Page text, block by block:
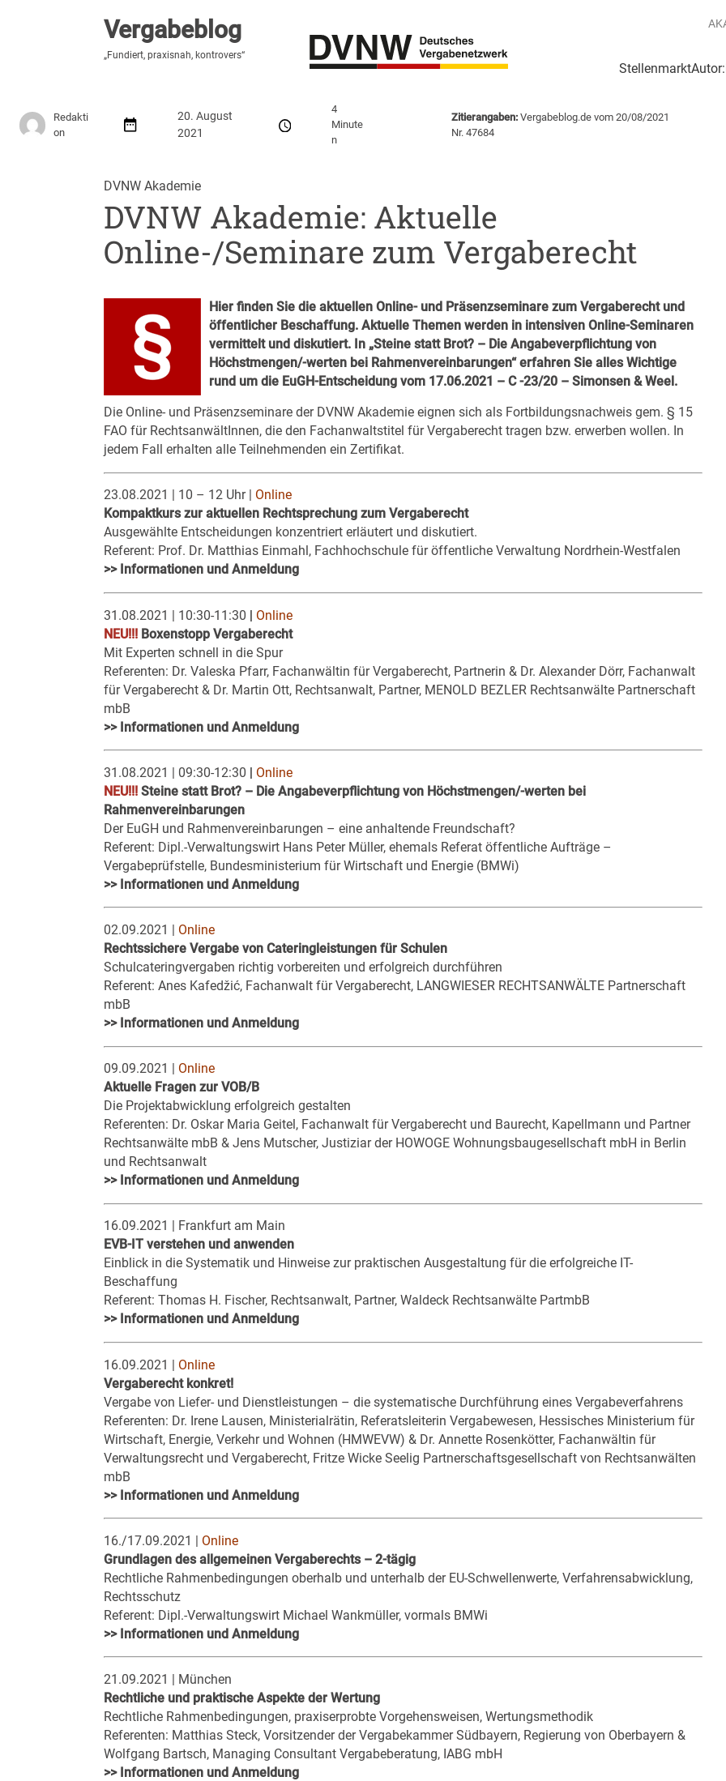
Vergabeblog
„Fundiert, praxisnah, kontrovers“
Stellenmarkt
Vergabeblog
„Hier lesen Sie es zuerst“
Redakti
on
20. August
2021
4
Minute
n
Zitierangaben:Vergabeblog.de vom 20/08/2021
Nr. 47684
DVNW Akademie
DVNW Akademie: Aktuelle
Online-/Seminare zum Vergaberecht
Hier finden Sie die aktuellen Online- und Präsenzseminare zum Vergaberecht und
öffentlicher Beschaffung. Aktuelle Themen werden in intensiven Online-Seminaren
vermittelt und diskutiert. In „Steine statt Brot? – Die Angabeverpflichtung von
Höchstmengen/-werten bei Rahmenvereinbarungen“ erfahren Sie alles Wichtige
rund um die EuGH-Entscheidung vom 17.06.2021 – C -23/20 – Simonsen & Weel .
Die Online- und Präsenzseminare der DVNW Akademie eignen sich als Fortbildungsnachweis gem. § 15
FAO für RechtsanwältInnen, die den Fachanwaltstitel für Vergaberecht tragen bzw. erwerben wollen. In
jedem Fall erhalten alle Teilnehmenden ein Zertifikat.
23.08.2021 | 10 – 12 Uhr | Online
Kompaktkurs zur aktuellen Rechtsprechung zum Vergaberecht
Ausgewählte Entscheidungen konzentriert erläutert und diskutiert.
Referent: Prof. Dr. Matthias Einmahl, Fachhochschule für öffentliche Verwaltung Nordrhein-Westfalen
>> Informationen und Anmeldung
31.08.2021 | 10:30-11:30
Online
NEU!!! Boxenstopp Vergaberecht
Mit Experten schnell in die Spur
Referenten: Dr. Valeska Pfarr, Fachanwältin für Vergaberecht, Partnerin & Dr. Alexander Dörr, Fachanwalt
für Vergaberecht & Dr. Martin Ott, Rechtsanwalt, Partner, MENOLD BEZLER Rechtsanwälte Partnerschaft
mbB
>> Informationen und Anmeldung
31.08.2021 | 09:30-12:30
Online
NEU!!! Steine statt Brot? – Die Angabeverpflichtung von Höchstmengen/-werten bei
Rahmenvereinbarungen
Der EuGH und Rahmenvereinbarungen – eine anhaltende Freundschaft?
Referent: Dipl.-Verwaltungswirt Hans Peter Müller, ehemals Referat öffentliche Aufträge –
Vergabeprüfstelle, Bundesministerium für Wirtschaft und Energie (BMWi)
>> Informationen und Anmeldung
02.09.2021 | Online
Rechtssichere Vergabe von Cateringleistungen für Schulen
Schulcateringvergaben richtig vorbereiten und erfolgreich durchführen
Referent: Anes Kafedžić, Fachanwalt für Vergaberecht, LANGWIESER RECHTSANWÄLTE Partnerschaft
mbB
>> Informationen und Anmeldung
09.09.2021 | Online
Aktuelle Fragen zur VOB/B
Die Projektabwicklung erfolgreich gestalten
Referenten: Dr. Oskar Maria Geitel, Fachanwalt für Vergaberecht und Baurecht, Kapellmann und Partner
Rechtsanwälte mbB & Jens Mutscher, Justiziar der HOWOGE Wohnungsbaugesellschaft mbH in Berlin
und Rechtsanwalt
>> Informationen und Anmeldung
16.09.2021 | Frankfurt am Main
EVB-IT verstehen und anwenden
Einblick in die Systematik und Hinweise zur praktischen Ausgestaltung für die erfolgreiche IT-
Beschaffung
Referent: Thomas H. Fischer, Rechtsanwalt, Partner, Waldeck Rechtsanwälte PartmbB
>> Informationen und Anmeldung
16.09.2021 | Online
Vergaberecht konkret!
Vergabe von Liefer- und Dienstleistungen – die systematische Durchführung eines Vergabeverfahrens
Referenten: Dr. Irene Lausen, Ministerialrätin, Referatsleiterin Vergabewesen, Hessisches Ministerium für
Wirtschaft, Energie, Verkehr und Wohnen (HMWEVW) & Dr. Annette Rosenkötter, Fachanwältin für
Verwaltungsrecht und Vergaberecht, Fritze Wicke Seelig Partnerschaftsgesellschaft von Rechtsanwälten
mbB
>> Informationen und Anmeldung
16./17.09.2021 | Online
Grundlagen des allgemeinen Vergaberechts – 2-tägig
Rechtliche Rahmenbedingungen oberhalb und unterhalb der EU-Schwellenwerte, Verfahrensabwicklung,
Rechtsschutz
Referent: Dipl.-Verwaltungswirt Michael Wankmüller, vormals BMWi
>> Informationen und Anmeldung
21.09.2021 | München
Rechtliche und praktische Aspekte der Wertung
Rechtliche Rahmenbedingungen, praxiserprobte Vorgehensweisen, Wertungsmethodik
Referenten: Matthias Steck, Vorsitzender der Vergabekammer Südbayern, Regierung von Oberbayern &
Wolfgang Bartsch, Managing Consultant Vergabeberatung, IABG mbH
>> Informationen und Anmeldung